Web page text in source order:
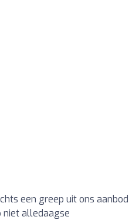
een greep uit ons aanbod
niet alledaagse